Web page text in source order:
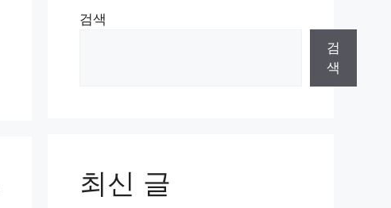
검색
검
색
최신 글